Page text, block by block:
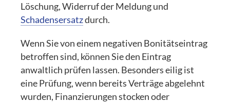
Löschung, Widerruf der Meldung und
Schadensersatzdurch.
Wenn Sie von einem negativen Bonitätseintrag
betroffen sind, können Sie den Eintrag
anwaltlich prüfen lassen. Besonders eilig ist
eine Prüfung, wenn bereits Verträge abgelehnt
wurden, Finanzierungen stocken oder